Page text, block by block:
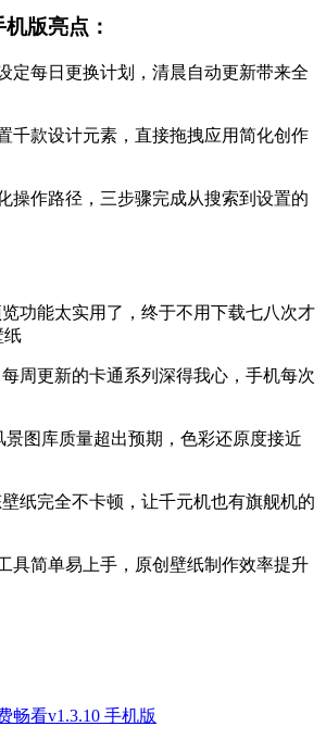
版亮点：
定每日更换计划，清晨自动更新带来全
千款设计元素，直接拖拽应用简化创作
操作路径，三步骤完成从搜索到设置的
功能太实用了，终于不用下载七八次才
纸
周更新的卡通系列深得我心，手机每次
图库质量超出预期，色彩还原度接近
纸完全不卡顿，让千元机也有旗舰机的
具简单易上手，原创壁纸制作效率提升